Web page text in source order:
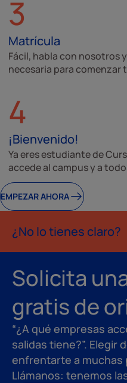
3
Matrícula
Fácil, habla con nosotros
necesaria para comenzar
4
¡Bienvenido!
Ya eres estudiante de
accede al campus y a
EMPEZAR AHORA
¿No lo tienes claro?
Solicita
gratis de
“¿A qué empresas
salidas tiene?”. Elegir
enfrentarte a muchas
Llámanos: tenemos